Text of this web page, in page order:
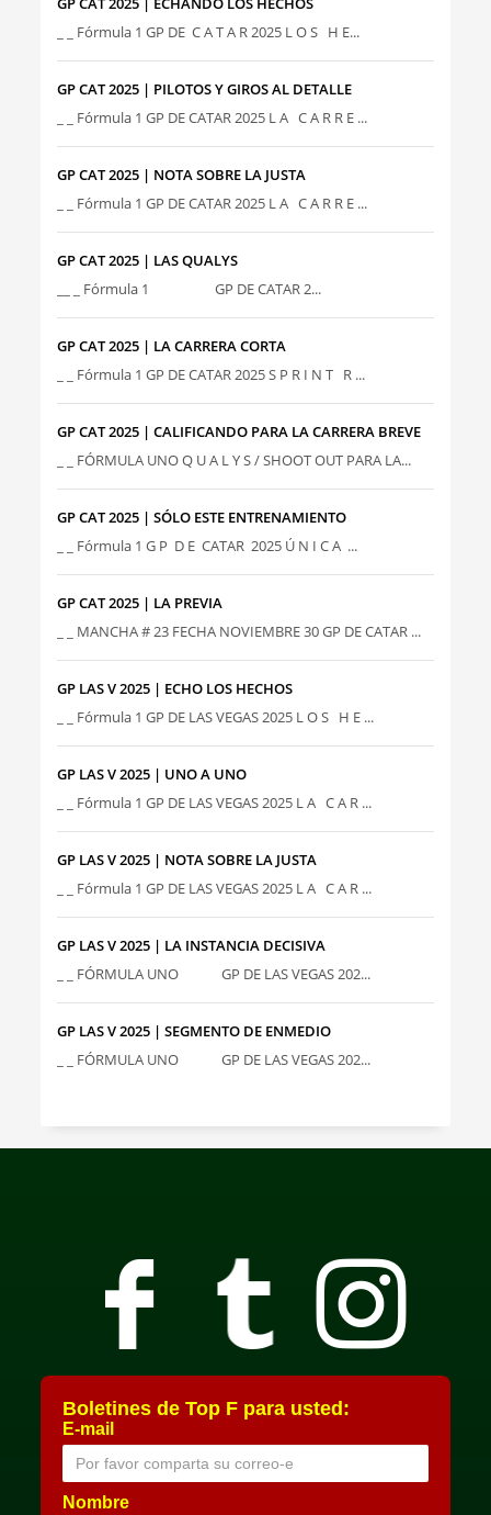
_ _ Fórmula 1 GP DE C A T A R 2025 L O S H E...
GP CAT 2025 | PILOTOS Y GIROS AL DETALLE
_ _ Fórmula 1 GP DE CATAR 2025 L A C A R R E ...
GP CAT 2025 | NOTA SOBRE LA JUSTA
_ _ Fórmula 1 GP DE CATAR 2025 L A C A R R E ...
GP CAT 2025 | LAS QUALYS
__ _ Fórmula 1 GP DE CATAR 2...
GP CAT 2025 | LA CARRERA CORTA
_ _ Fórmula 1 GP DE CATAR 2025 S P R I N T R ...
GP CAT 2025 | CALIFICANDO PARA LA CARRERA BREVE
_ _ FÓRMULA UNO Q U A L Y S / SHOOT OUT PARA LA...
GP CAT 2025 | SÓLO ESTE ENTRENAMIENTO
_ _ Fórmula 1 G P D E CATAR 2025 Ú N I C A ...
GP CAT 2025 | LA PREVIA
_ _ MANCHA # 23 FECHA NOVIEMBRE 30 GP DE CATAR ...
GP LAS V 2025 | ECHO LOS HECHOS
_ _ Fórmula 1 GP DE LAS VEGAS 2025 L O S H E ...
GP LAS V 2025 | UNO A UNO
_ _ Fórmula 1 GP DE LAS VEGAS 2025 L A C A R ...
GP LAS V 2025 | NOTA SOBRE LA JUSTA
_ _ Fórmula 1 GP DE LAS VEGAS 2025 L A C A R ...
GP LAS V 2025 | LA INSTANCIA DECISIVA
_ _ FÓRMULA UNO GP DE LAS VEGAS 202...
GP LAS V 2025 | SEGMENTO DE ENMEDIO
_ _ FÓRMULA UNO GP DE LAS VEGAS 202...
Boletines de Top F para usted:
E-mail
Nombre